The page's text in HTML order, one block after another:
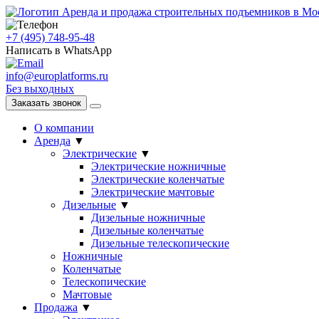
Аренда и продажа строительных подъемников в
+7 (495) 748-95-48
Написать в WhatsApp
info@europlatforms.ru
Без выходных
Заказать звонок
О компании
Аренда ▼
Электрические ▼
Электрические ножничные
Электрические коленчатые
Электрические мачтовые
Дизельные ▼
Дизельные ножничные
Дизельные коленчатые
Дизельные телескопические
Ножничные
Коленчатые
Телескопические
Мачтовые
Продажа ▼